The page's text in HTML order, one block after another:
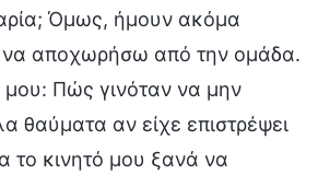
Όμως, ήμουν ακόμα
να αποχωρήσω από την ομάδα.
μου: Πώς γινόταν να μην
θαύματα αν είχε επιστρέψει
το κινητό μου ξανά να